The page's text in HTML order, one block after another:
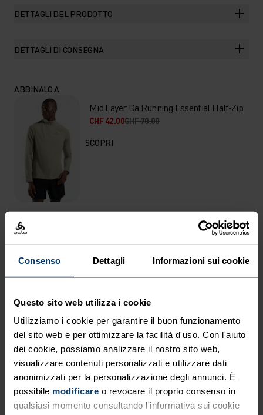
Consenso Dettagli Informazioni sui cookie
Questo sito web utilizza i cookie
Utilizziamo i cookie per garantire il buon funzionamento
del sito web e per ottimizzare la facilità d'uso. Con l'aiuto
dei cookie, possiamo analizzare il nostro sito web,
visualizzare contenuti personalizzati e utilizzare dati
anonimizzati per la personalizzazione degli annunci. È
possibile modificare o revocare il proprio consenso in
qualsiasi momento consultando l'informativa sui cookie
DETTAGLI DEL PRODOTTO
DETTAGLI DI CONSEGNA
ABBINALO A
Mid Layer Da Running Essential Half-Zip
CHF 42.00CHF 70.00
SCOPRI
IN SINTESI
LEGGINGS DA INDOSSARE IN
QUALSIASI CONDIZIONE.
Parcheggi, spegni l’auto, ti guardi intorno: in giro
non c’è ancora nessuno. Inizi a correre e sai che
oggi darai un po’ più di ieri. I leggings running
Odlo Essentials 3/4 sono caldi, comodi e
funzionali. Puoi indossarli in ogni stagione: da